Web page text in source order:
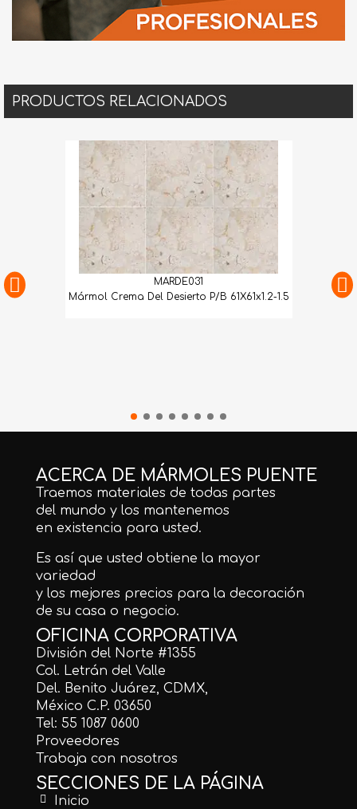
PRODUCTOS RELACIONADOS
MARDE031
Mármol Crema Del Desierto P/B 61X61x1.2-1.5
ACERCA DE MÁRMOLES PUENTE
Traemos materiales de todas partes
del mundo y los mantenemos
en existencia para usted.
Es así que usted obtiene la mayor
variedad
y los mejores precios para la decoración
de su casa o negocio.
OFICINA CORPORATIVA
División del Norte #1355
Col. Letrán del Valle
Del. Benito Juárez, CDMX,
México C.P. 03650
Tel: 55 1087 0600
Proveedores
Trabaja con nosotros
SECCIONES DE LA PÁGINA
Inicio